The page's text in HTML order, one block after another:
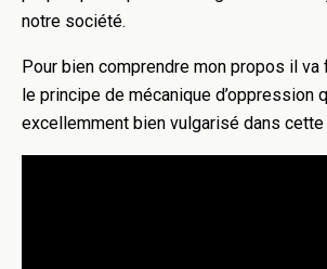
notre société.
Pour bien comprendre mon propos il
le principe de mécanique d’oppression
excellemment bien vulgarisé dans cette